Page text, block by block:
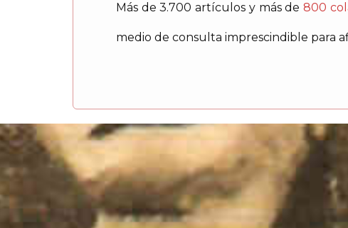
Más de 3.700 artículos y más de 800
medio de consulta imprescindible para